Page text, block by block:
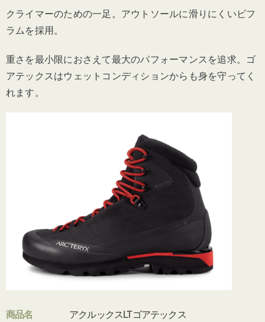
クライマーのための一足。アウトソールに滑りにくいビフ
ラムを採用。
重さを最小限におさえて最大のパフォーマンスを追求。ゴ
アテックスはウェットコンディションからも身を守ってく
れます。
商品名
アクルックスLTゴアテックス